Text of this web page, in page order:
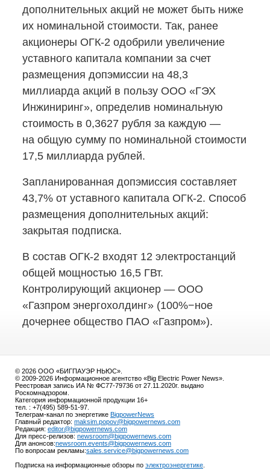
дополнительных акций не может быть ниже
их номинальной стоимости. Так, ранее
акционеры ОГК-2 одобрили увеличение
уставного капитала компании за счет
размещения допэмиссии на 48,3
миллиарда акций в пользу ООО «ГЭХ
Инжиниринг», определив номинальную
стоимость в 0,3627 рубля за каждую —
на общую сумму по номинальной стоимости
17,5 миллиарда рублей.
Запланированная допэмиссия составляет
43,7% от уставного капитала ОГК-2. Способ
размещения дополнительных акций:
закрытая подписка.
В состав ОГК-2 входят 12 электростанций
общей мощностью 16,5 ГВт.
Контролирующий акционер — ООО
«Газпром энергохолдинг» (100%−ное
дочернее общество ПАО «Газпром»).
© 2026 ООО «БИГПАУЭР НЬЮС».
© 2009-2026 Информационное агентство «Big Electric Power News».
Реестровая запись ИА № ФС77-79736 от 27.11.2020г. выдано
Роскомнадзором.
Категория информационной продукции 16+
тел. : +7(495) 589-51-97.
Телеграм-канал по энергетике BigpowerNews
Главный редактор: maksim.popov@bigpowernews.com
Редакция: editor@bigpowernews.com
Для пресс-релизов: newsroom@bigpowernews.com
Для анонсов:newsroom.events@bigpowernews.com
По вопросам рекламы:sales.service@bigpowernews.com
Подписка на информационные обзоры по электроэнергетике